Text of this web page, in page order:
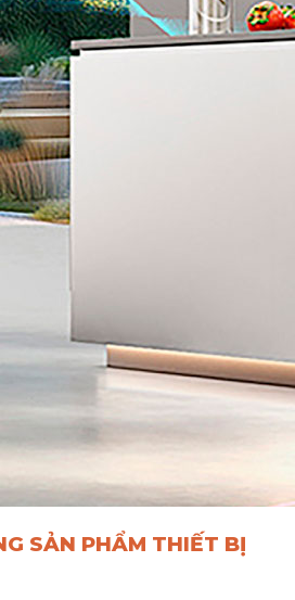
SẢN PHẨM THIẾT BỊ